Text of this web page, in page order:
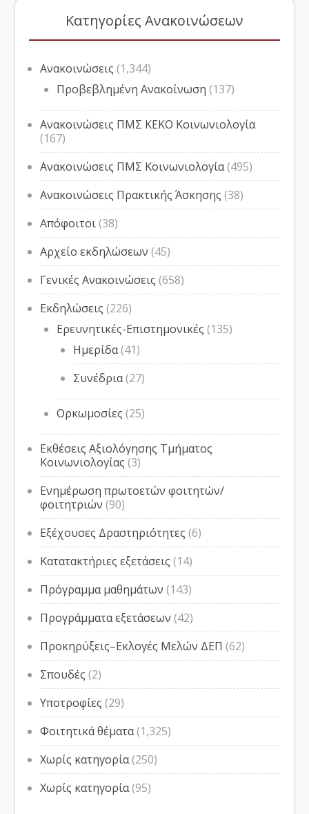
Κατηγορίες Ανακοινώσεων
Ανακοινώσεις (1,344)
Προβεβλημένη Ανακοίνωση (137)
Ανακοινώσεις ΠΜΣ ΚΕΚΟ Κοινωνιολογία
(167)
Ανακοινώσεις ΠΜΣ Κοινωνιολογία(495)
Ανακοινώσεις Πρακτικής Άσκησης (38)
Απόφοιτοι(38)
Αρχείο εκδηλώσεων (45)
Γενικές Ανακοινώσεις (658)
Εκδηλώσεις (226)
Ερευνητικές-Επιστημονικές (135)
Ημερίδα(41)
Συνέδρια(27)
Ορκωμοσίες (25)
Εκθέσεις Αξιολόγησης Τμήματος
Κοινωνιολογίας (3)
Ενημέρωση πρωτοετών φοιτητών/
φοιτητριών (90)
Εξέχουσες Δραστηριότητες (6)
Κατατακτήριες εξετάσεις (14)
Πρόγραμμα μαθημάτων (143)
Προγράμματα εξετάσεων (42)
Προκηρύξεις–Εκλογές Μελών ΔΕΠ (62)
Σπουδές (2)
Υποτροφίες (29)
Φοιτητικά θέματα(1,325)
Χωρίς κατηγορία(250)
Χωρίς κατηγορία(95)